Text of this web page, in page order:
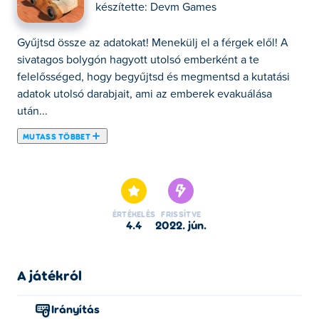
készítette: Devm Games
Gyűjtsd össze az adatokat! Menekülj el a férgek elől! A
sivatagos bolygón hagyott utolsó emberként a te
felelősséged, hogy begyűjtsd és megmentsd a kutatási
adatok utolsó darabjait, ami az emberek evakuálása
után...
MUTASS TÖBBET
felelősséged, hogy begyűjtsd és megmentsd a kutatási
adatok utolsó darabjait, ami az emberek evakuálása után
hátramaradt. De légy óvatos! Agresszív óriásférgek
megmentsd!
ÉRTÉKELÉS
4.4
FRISSÍTVE
2022. jún.
A játékról
Irányítás